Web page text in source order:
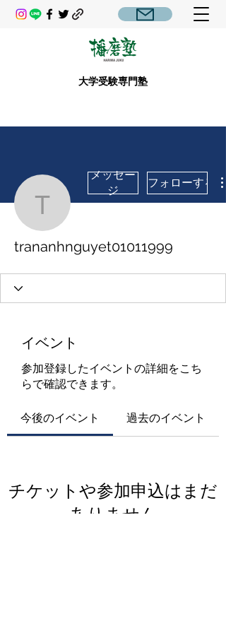
大学受験専門塾
メッセー
ジ
フォローする
trananhnguyet01011999
イベント
参加登録したイベントの詳細をこち
らで確認できます。
今後のイベント 過去のイベント
チケットや参加申込はまだ
ありません